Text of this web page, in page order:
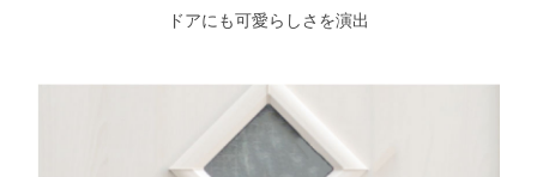
ドアにも可愛らしさを演出